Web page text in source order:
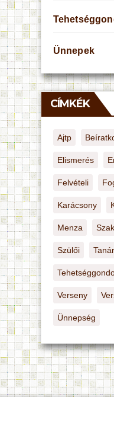
Ünnepek
CÍMKÉK
Ajtp
Elismerés
Felvételi
Karácsony
Menza
Szülői
Verseny
Ünnepség